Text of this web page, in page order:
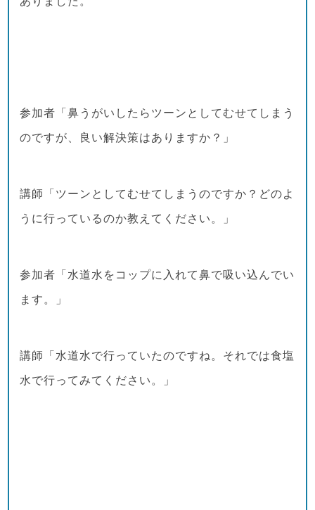
参加者「鼻うがいしたらツーンとしてむせてしまう
のですが、良い解決策はありますか？」
講師「ツーンとしてむせてしまうのですか？どのよ
うに行っているのか教えてください。」
参加者「水道水をコップに入れて鼻で吸い込んでい
ます。」
講師「水道水で行っていたのですね。それでは食塩
水で行ってみてください。」